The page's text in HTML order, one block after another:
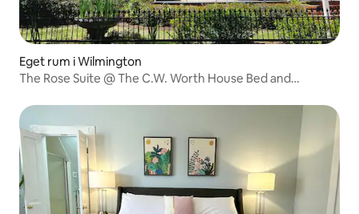
Eget rum i Wilmington
The Rose Suite @ The C.W. Worth House Bed and